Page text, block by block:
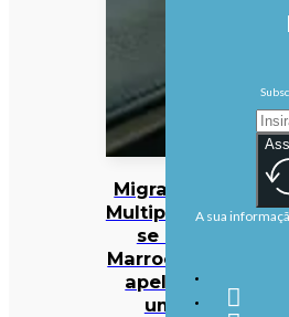
Migrações:
Multiplicam-
se em
Marrocos os
apelos a
uma
A sua